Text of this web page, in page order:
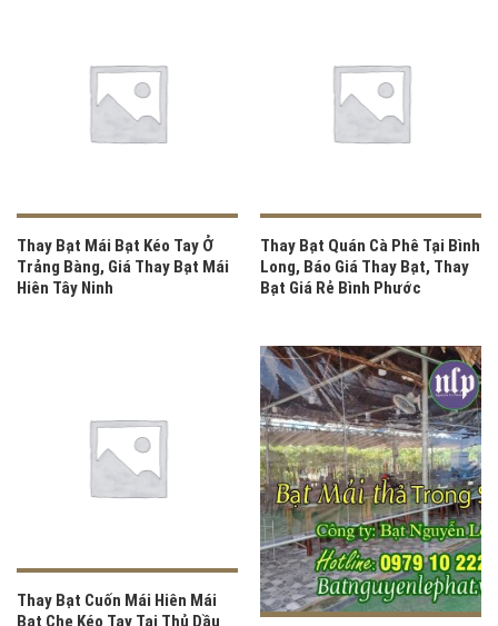
Thay Bạt Mái Bạt Kéo Tay Ở
Trảng Bàng, Giá Thay Bạt Mái
Hiên Tây Ninh
Thay Bạt Quán Cà Phê Tại Bình
Long, Báo Giá Thay Bạt, Thay
Bạt Giá Rẻ Bình Phước
Thay Bạt Cuốn Mái Hiên Mái
Bạt Che Kéo Tay Tại Thủ Dầu